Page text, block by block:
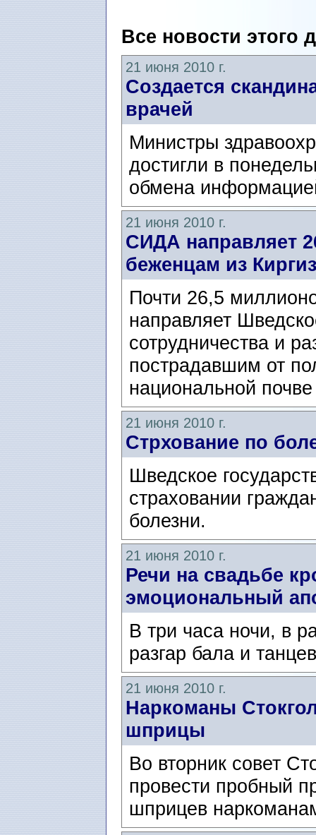
Все новости этого
21 июня 2010 г.
Создается
врачей
Министры
достигли в
обмена
21 июня 2010 г.
СИДА направляет
беженцам из
Почти 26,5
направляет
сотрудничества и
пострадавшим от
национальной
21 июня 2010 г.
Стрхование по
Шведское
страховании
болезни.
21 июня 2010 г.
Речи на свадьбе
эмоциональный
В три часа ночи, в
разгар бала и
21 июня 2010 г.
Наркоманы
шприцы
Во вторник совет
провести пробный
шприцев